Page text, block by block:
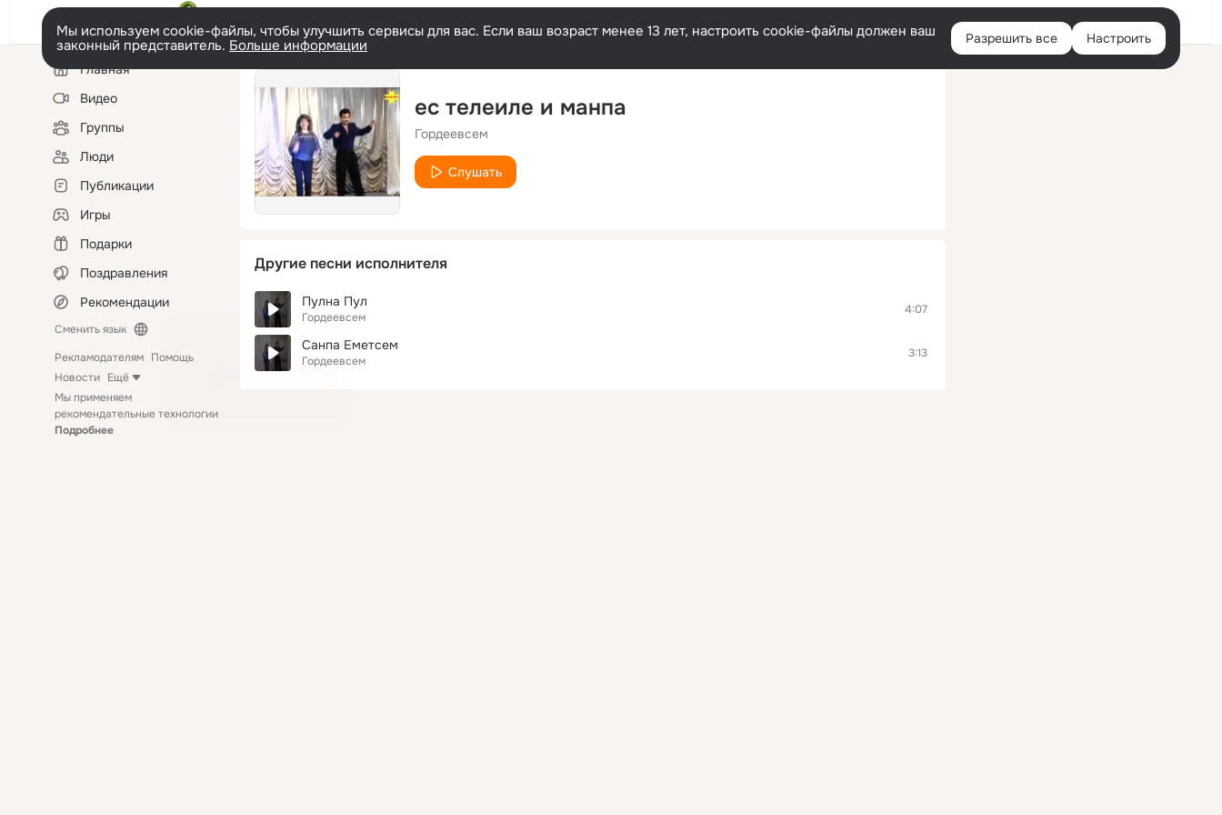
Войти
Мы используем cookie-файлы, чтобы улучшить сервисы для вас. Если ваш возраст менее 13 лет, настроить cookie-файлы должен ваш
законный представитель. Больше информации Разрешить все Настроить
Левая
колонкаГлавная
Видео
Группы
Люди
Публикации
Игры
Подарки
Поздравления
Рекомендации
Сменить язык
Рекламодателям Помощь
Новости Ещё
Мы применяем
рекомендательные технологии
Подробнее
ес телеиле и манпа
Гордеевсем
Слушать
Другие песни исполнителя
Пулна Пул
Гордеевсем
4:07
Санпа Еметсем
Гордеевсем
3:13